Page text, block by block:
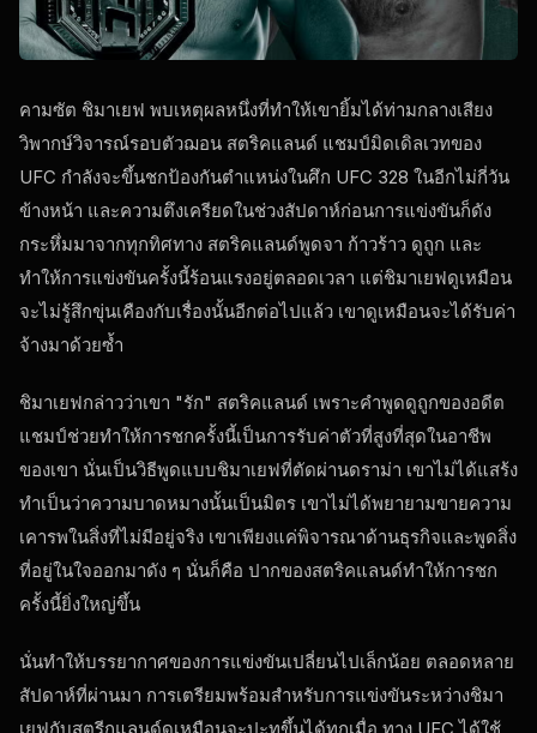
คามซัต ชิมาเยฟ พบเหตุผลหนึ่งที่ทำให้เขายิ้มได้ท่ามกลางเสียง
วิพากษ์วิจารณ์รอบตัวฌอน สตริคแลนด์ แชมป์มิดเดิลเวทของ
UFC กำลังจะขึ้นชกป้องกันตำแหน่งในศึก UFC 328 ในอีกไม่กี่วัน
ข้างหน้า และความตึงเครียดในช่วงสัปดาห์ก่อนการแข่งขันก็ดัง
กระหึ่มมาจากทุกทิศทาง สตริคแลนด์พูดจา ก้าวร้าว ดูถูก และ
ทำให้การแข่งขันครั้งนี้ร้อนแรงอยู่ตลอดเวลา แต่ชิมาเยฟดูเหมือน
จะไม่รู้สึกขุ่นเคืองกับเรื่องนั้นอีกต่อไปแล้ว เขาดูเหมือนจะได้รับค่า
จ้างมาด้วยซ้ำ
ชิมาเยฟกล่าวว่าเขา "รัก" สตริคแลนด์ เพราะคำพูดดูถูกของอดีต
แชมป์ช่วยทำให้การชกครั้งนี้เป็นการรับค่าตัวที่สูงที่สุดในอาชีพ
ของเขา นั่นเป็นวิธีพูดแบบชิมาเยฟที่ตัดผ่านดราม่า เขาไม่ได้แสร้ง
ทำเป็นว่าความบาดหมางนั้นเป็นมิตร เขาไม่ได้พยายามขายความ
เคารพในสิ่งที่ไม่มีอยู่จริง เขาเพียงแค่พิจารณาด้านธุรกิจและพูดสิ่ง
ที่อยู่ในใจออกมาดัง ๆ นั่นก็คือ ปากของสตริคแลนด์ทำให้การชก
ครั้งนี้ยิ่งใหญ่ขึ้น
นั่นทำให้บรรยากาศของการแข่งขันเปลี่ยนไปเล็กน้อย ตลอดหลาย
สัปดาห์ที่ผ่านมา การเตรียมพร้อมสำหรับการแข่งขันระหว่างชิมา
เยฟกับสตรีกแลนด์ดูเหมือนจะปะทุขึ้นได้ทุกเมื่อ ทาง UFC ได้ใช้